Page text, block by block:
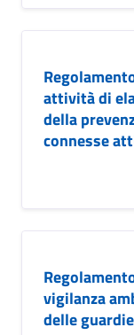
attività di
della
connesse
vigilanza
delle